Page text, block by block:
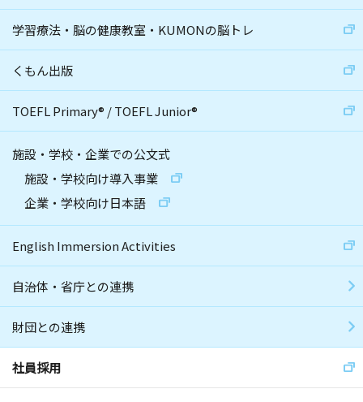
学習療法・脳の健康教室・KUMONの脳トレ
くもん出版
TOEFL Primary® /TOEFL Junior®
施設・学校・企業での公文式
施設・学校向け導入事業
企業・学校向け日本語
English Immersion Activities
自治体・省庁との連携
財団との連携
社員採用